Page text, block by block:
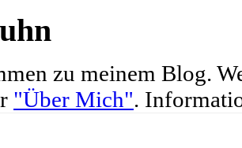
zu meinem Blog.
"Über Mich".